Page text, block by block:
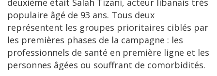
deuxième était Salah Tizani, acteur libanais très
populaire âgé de 93 ans. Tous deux
représentent les groupes prioritaires ciblés par
les premières phases de la campagne : les
professionnels de santé en première ligne et les
personnes âgées ou souffrant de comorbidités.